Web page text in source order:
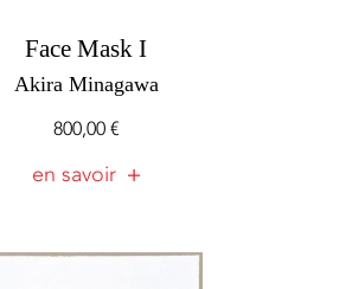
Face Mask I
Akira Minagawa
800,00€
en savoir